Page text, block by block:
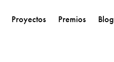
Proyectos Premios Blog